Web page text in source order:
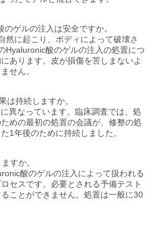
ゲルの注入は安全ですか。
然に起こり、ボディによって破壊さ
Hyaluronic酸のゲルの注入の処置につ
あります。皮が損傷を苦しまないよ
せん。
は持続しますか。
異なっています。臨床調査では、処
めの最初の処置の会議が、修整の処
1年後のために持続しました。
すか。
酸のゲルの注入によって扱われる
セスです。必要とされる予備テスト
ことができません。処置は一般に30